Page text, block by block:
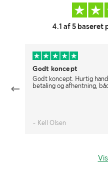
4.1 af 5 baseret
Godt koncept
Godt koncept. Hurtig
betaling og afhentning,
- Kell Olsen